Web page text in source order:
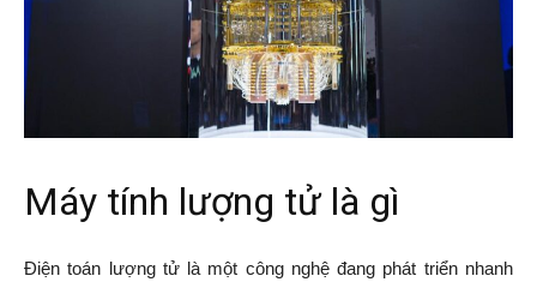
Máy tính lượng tử là gì
Điện toán lượng tử là một công nghệ đang phát triển nhanh